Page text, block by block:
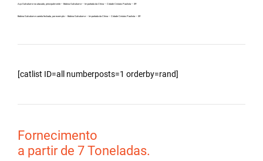
Aço Galvalume no atacado, principalmente – Bobina Galvalume – Importada da China – Cidade Cristais Paulista – SP.
Bobina Galvalume carreta fechada, por exemplo – Bobina Galvalume – Importada da China – Cidade Cristais Paulista – SP.
[catlist ID=all numberposts=1 orderby=rand]
Fornecimento
a partir de 7 Toneladas.